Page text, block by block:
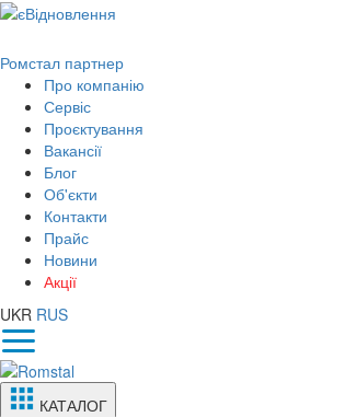
Ромстал партнер
Про компанію
Сервіс
Проєктування
Вакансії
Блог
Об'єкти
Контакти
Прайс
Новини
Акції
UKR RUS
КАТАЛОГ